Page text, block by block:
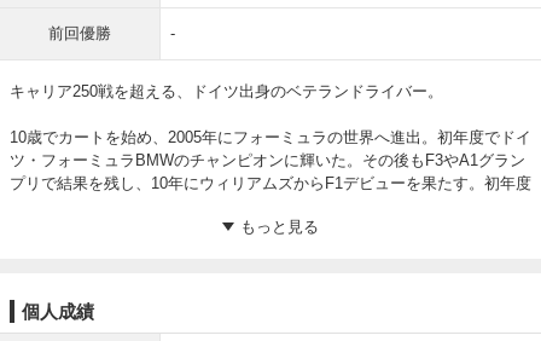
前回優勝 -
キャリア250戦を超える、ドイツ出身のベテランドライバー。
10歳でカートを始め、2005年にフォーミュラの世界へ進出。初年度でドイ
ツ・フォーミュラBMWのチャンピオンに輝いた。その後もF3やA1グラン
プリで結果を残し、10年にウィリアムズからF1デビューを果たす。初年度
り、移籍を繰り返す時期が続く。14年にフォースインディアへ2度目の加
入を果たし、17年にはルノーへ移籍。18年には自己最高となるドライバー
個人成績